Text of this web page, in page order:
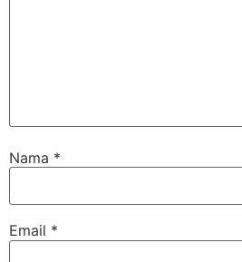
Nama *
Email *